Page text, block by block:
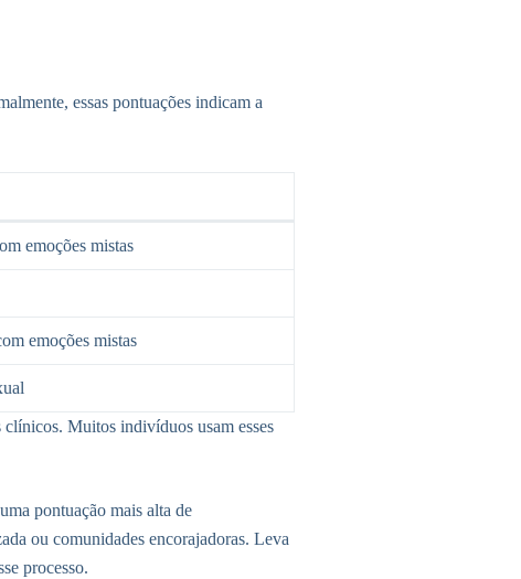
essas pontuações indicam a
emoções mistas
emoções mistas
Muitos indivíduos usam esses
pontuação mais alta de
ou comunidades encorajadoras. Leva
processo.